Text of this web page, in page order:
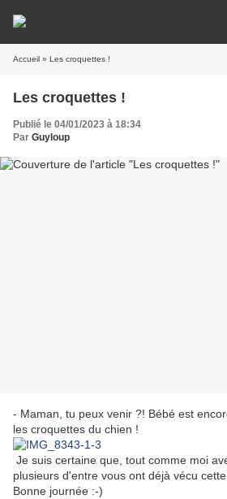
Accueil » Les croquettes !
Les croquettes !
Publié le 04/01/2023 à 18:34
Par Guyloup
- Maman, tu peux venir ?! Bébé est
les croquettes du chien !
Je suis certaine que, tout comme moi
plusieurs d'entre vous ont déjà vécu
Bonne journée :-)